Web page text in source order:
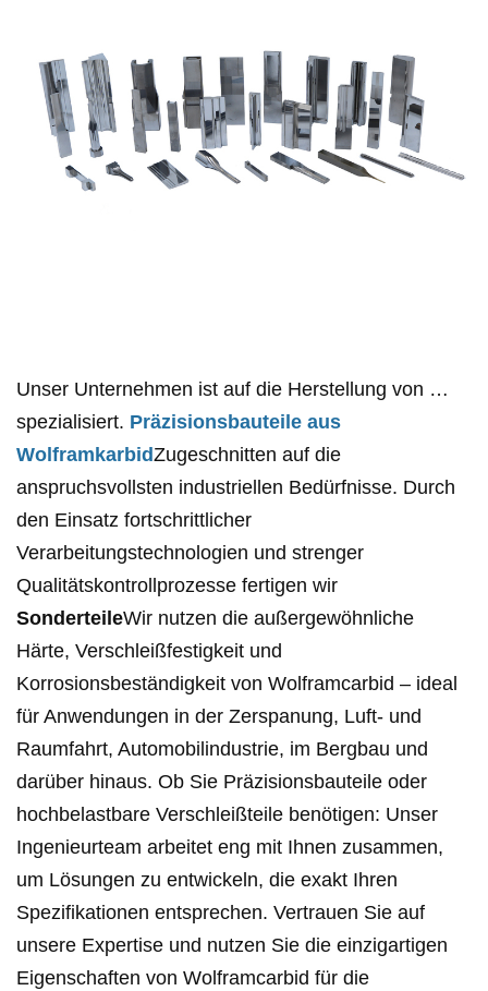
Unser Unternehmen ist auf die Herstellung von …
spezialisiert. Präzisionsbauteile aus
WolframkarbidZugeschnitten auf die
anspruchsvollsten industriellen Bedürfnisse. Durch
den Einsatz fortschrittlicher
Verarbeitungstechnologien und strenger
Qualitätskontrollprozesse fertigen wir
SonderteileWir nutzen die außergewöhnliche
Härte, Verschleißfestigkeit und
Korrosionsbeständigkeit von Wolframcarbid – ideal
für Anwendungen in der Zerspanung, Luft- und
Raumfahrt, Automobilindustrie, im Bergbau und
darüber hinaus. Ob Sie Präzisionsbauteile oder
hochbelastbare Verschleißteile benötigen: Unser
Ingenieurteam arbeitet eng mit Ihnen zusammen,
um Lösungen zu entwickeln, die exakt Ihren
Spezifikationen entsprechen. Vertrauen Sie auf
unsere Expertise und nutzen Sie die einzigartigen
Eigenschaften von Wolframcarbid für die